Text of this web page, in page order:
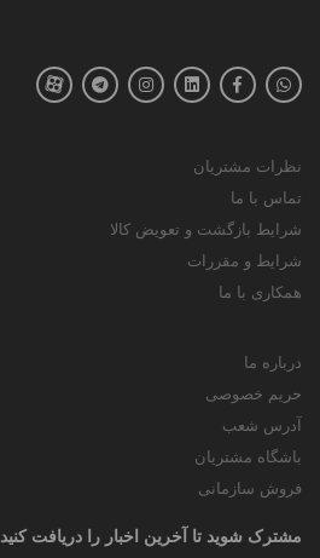
نظرات مشتریان
تماس با ما
شرایط بازگشت و تعویض کالا
شرایط و مقررات
همکاری با ما
درباره ما
حریم خصوصی
آدرس شعب
باشگاه مشتریان
فروش سازمانی
مشترک شوید تا آخرین اخبار را دریافت کنید